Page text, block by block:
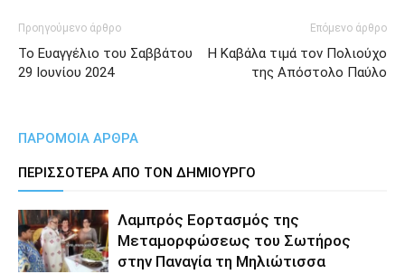
Προηγούμενο άρθρο
Το Ευαγγέλιο του Σαββάτου
29 Ιουνίου 2024
Επόμενο άρθρο
Η Καβάλα τιμά τον Πολιούχο
της Απόστολο Παύλο
ΠΑΡΟΜΟΙΑ ΑΡΘΡΑ
ΠΕΡΙΣΣΟΤΕΡΑ ΑΠΟ ΤΟΝ ΔΗΜΙΟΥΡΓΟ
Λαμπρός Εορτασμός της
Μεταμορφώσεως του Σωτήρος
στην Παναγία τη Μηλιώτισσα